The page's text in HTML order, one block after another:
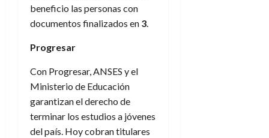
beneficio las personas con
documentos finalizados en 3.
Progresar
Con Progresar, ANSES y el
Ministerio de Educación
garantizan el derecho de
terminar los estudios a jóvenes
del país. Hoy cobran titulares